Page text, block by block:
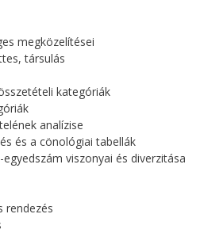
megközelítései
társulás
kategóriák
analízise
és a cönológiai tabellák
viszonyai és diverzitása
rendezés